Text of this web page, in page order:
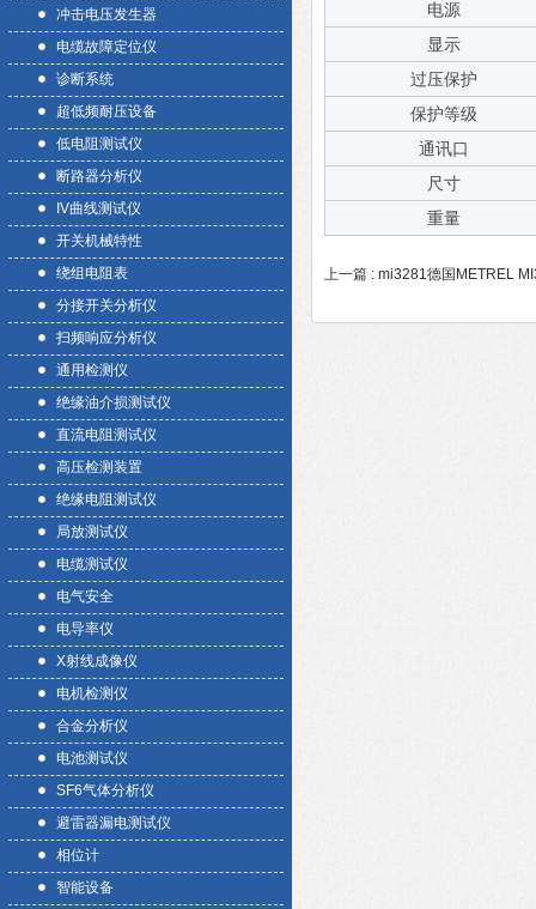
冲击电压发生器
电缆故障定位仪
诊断系统
超低频耐压设备
低电阻测试仪
断路器分析仪
IV曲线测试仪
开关机械特性
绕组电阻表
分接开关分析仪
扫频响应分析仪
通用检测仪
绝缘油介损测试仪
直流电阻测试仪
高压检测装置
绝缘电阻测试仪
局放测试仪
电缆测试仪
电气安全
电导率仪
X射线成像仪
电机检测仪
合金分析仪
电池测试仪
SF6气体分析仪
避雷器漏电测试仪
相位计
智能设备
电源
显示
过压保护
保护等级
通讯口
尺寸
重量
上一篇 : mi3281德国METREL